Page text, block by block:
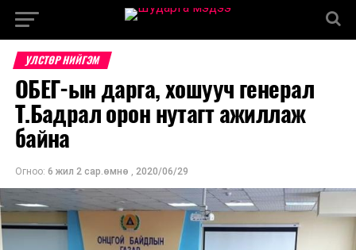
УЛСТӨР НИЙГЭМ
ОБЕГ-ын дарга, хошууч генерал
Т.Бадрал орон нутагт ажиллаж
байна
Огноо: 6 жил 2 сар.өмнө , 2020/06/29